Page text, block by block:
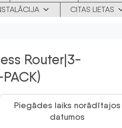
CITAS LIETAS
Router|3-
Piegādes laiks norādītajos
datumos